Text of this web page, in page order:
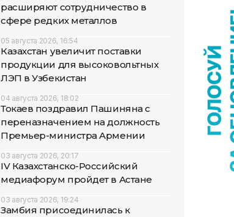
расширяют сотрудничество в
сфере редких металлов
05 августа 2026, 16:54
Казахстан увеличит поставки
продукции для высоковольтных
ЛЭП в Узбекистан
04 августа 2026, 18:02
Токаев поздравил Пашиняна с
переназначением на должность
Премьер-министра Армении
03 августа 2026, 20:17
IV Казахстанско-Российский
медиафорум пройдет в Астане
03 августа 2026, 19:24
Замбия присоединилась к